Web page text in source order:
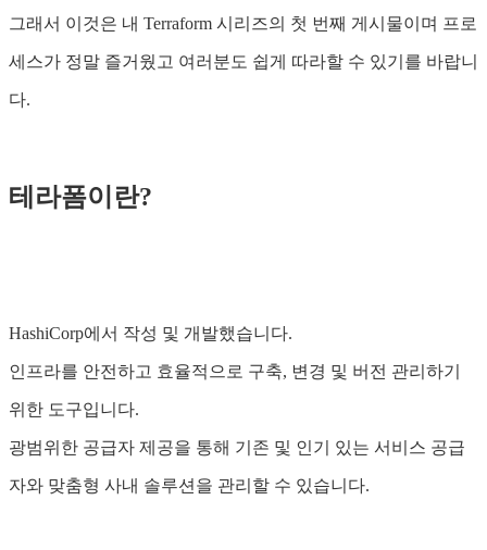
그래서 이것은 내 Terraform 시리즈의 첫 번째 게시물이며 프로
세스가 정말 즐거웠고 여러분도 쉽게 따라할 수 있기를 바랍니
다.
테라폼이란?
HashiCorp에서 작성 및 개발했습니다.
인프라를 안전하고 효율적으로 구축, 변경 및 버전 관리하기
위한 도구입니다.
광범위한 공급자 제공을 통해 기존 및 인기 있는 서비스 공급
자와 맞춤형 사내 솔루션을 관리할 수 있습니다.